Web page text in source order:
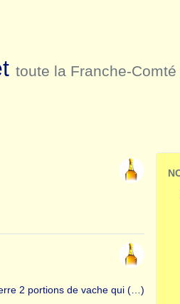
toute la Franche-
2 portions de vache qui (…)